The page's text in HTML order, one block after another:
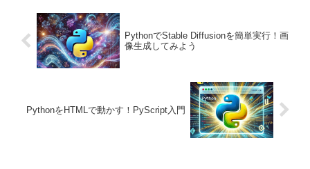
PythonでStable Diffusionを簡単実行！画
像生成してみよう
PythonをHTMLで動かす！PyScript入門